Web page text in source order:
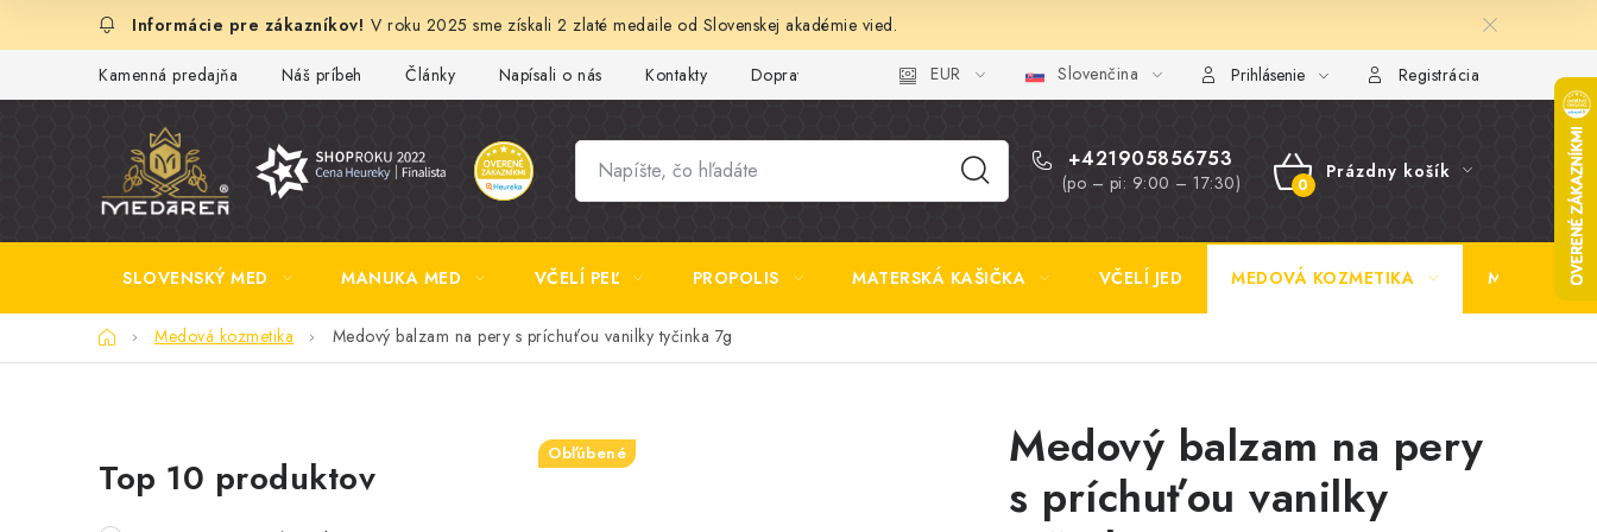
V roku 2025 sme získali 2 zlaté medaile od Slovenskej akadémie vied.
Kamenná predajňa Náš príbeh Články Napísali o nás Kontakty Doprava a platba Najčastejšie otázky FAQ Fotogaléria Obchodné podmienky Ochrana
EUR Slovenčina Prihlásenie Registrácia
+421905856753
(po – pi: 9:00 – 17:30)
NÁKUPNÝ
KOŠÍK
Prázdny košík
SLOVENSKÝ MED MANUKA MED VČELÍ PEĽ PROPOLIS MATERSKÁ KAŠIČKA VČELÍ JED MEDOVÁ KOZMETIKA MEDOVINA
DomovMedová kozmetika Medový balzam na pery s príchuťou vanilky tyčinka 7g
o
Top 10 produktov
Medový balzam na pery
s príchuťou vanilky
Obľúbené